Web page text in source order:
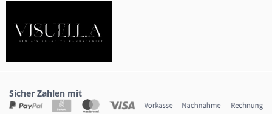
Sicher Zahlen mit